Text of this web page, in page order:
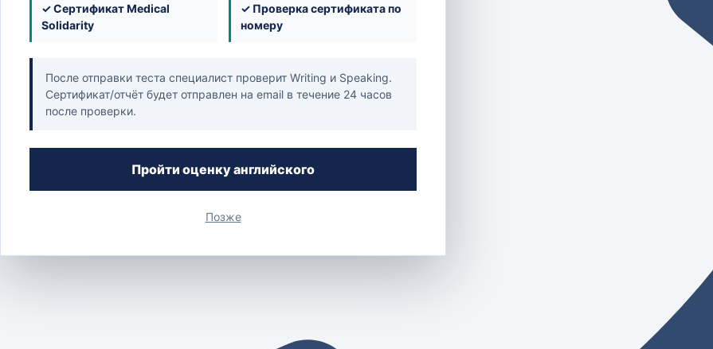
✓ Сертификат Medical
Solidarity
✓ Проверка сертификата по
номеру
После отправки теста специалист проверит Writing и Speaking.
Сертификат/отчёт будет отправлен на email в течение 24 часов
после проверки.
Пройти оценку английского
Позже